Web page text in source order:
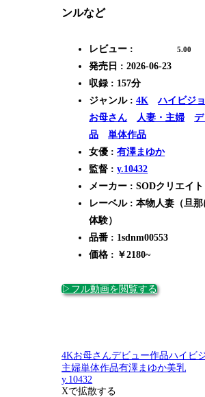
ンルなど
レビュー : 5.00
発売日 : 2026-06-23
収録 : 157分
ジャンル :4K ハイビジ
お母さん
人妻・主婦
品
単体作品
女優 :有澤まゆか
監督 :y.10432
メーカー : SODクリエイ
レーベル : 本物人妻（旦
体験）
品番 : 1sdnm00553
価格 : ￥2180~
▷フル動画を閲覧する
4Kお母さんデビュー作品ハイビ
主婦単体作品有澤まゆか美乳
y.10432
Xで拡散する